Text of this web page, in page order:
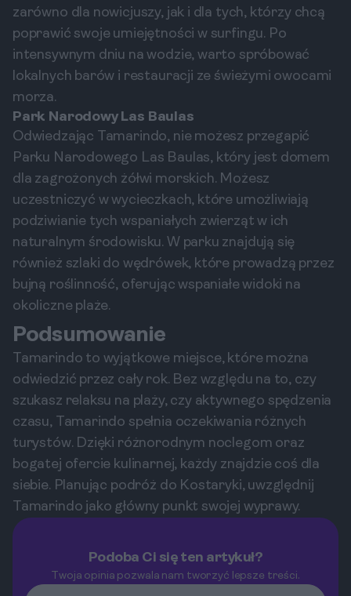
zarówno dla nowicjuszy, jak i dla tych, którzy chcą
poprawić swoje umiejętności w surfingu. Po
intensywnym dniu na wodzie, warto spróbować
lokalnych barów i restauracji ze świeżymi owocami
morza.
Park Narodowy Las Baulas
Odwiedzając Tamarindo, nie możesz przegapić
Parku Narodowego Las Baulas, który jest domem
dla zagrożonych żółwi morskich. Możesz
uczestniczyć w wycieczkach, które umożliwiają
podziwianie tych wspaniałych zwierząt w ich
naturalnym środowisku. W parku znajdują się
również szlaki do wędrówek, które prowadzą przez
bujną roślinność, oferując wspaniałe widoki na
okoliczne plaże.
Podsumowanie
Tamarindo to wyjątkowe miejsce, które można
odwiedzić przez cały rok. Bez względu na to, czy
szukasz relaksu na plaży, czy aktywnego spędzenia
czasu, Tamarindo spełnia oczekiwania różnych
turystów. Dzięki różnorodnym noclegom oraz
bogatej ofercie kulinarnej, każdy znajdzie coś dla
siebie. Planując podróż do Kostaryki, uwzględnij
Tamarindo jako główny punkt swojej wyprawy.
Podoba Ci się ten artykuł?
Twoja opinia pozwala nam tworzyć lepsze treści.